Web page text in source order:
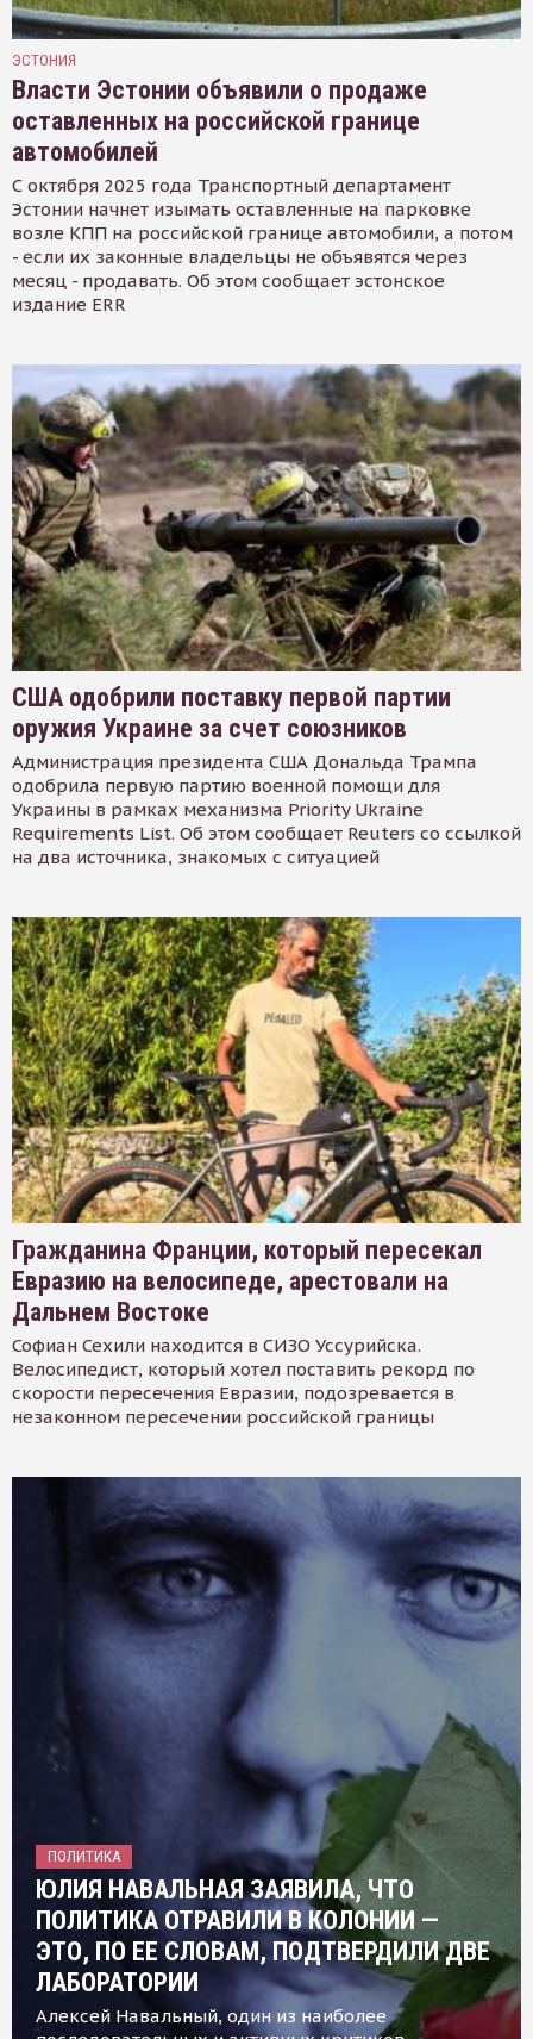
ЭСТОНИЯ
Власти Эстонии объявили о продаже
оставленных на российской границе
автомобилей
С октября 2025 года Транспортный департамент
Эстонии начнет изымать оставленные на парковке
возле КПП на российской границе автомобили, а потом
- если их законные владельцы не объявятся через
месяц - продавать. Об этом сообщает эстонское
издание ERR
США одобрили поставку первой партии
оружия Украине за счет союзников
Администрация президента США Дональда Трампа
одобрила первую партию военной помощи для
Украины в рамках механизма Priority Ukraine
Requirements List. Об этом сообщает Reuters со ссылкой
на два источника, знакомых с ситуацией
Гражданина Франции, который пересекал
Евразию на велосипеде, арестовали на
Дальнем Востоке
Софиан Сехили находится в СИЗО Уссурийска.
Велосипедист, который хотел поставить рекорд по
скорости пересечения Евразии, подозревается в
незаконном пересечении российской границы
ПОЛИТИКА
ЮЛИЯ НАВАЛЬНАЯ ЗАЯВИЛА, ЧТО
ПОЛИТИКА ОТРАВИЛИ В КОЛОНИИ —
ЭТО, ПО ЕЕ СЛОВАМ, ПОДТВЕРДИЛИ ДВЕ
ЛАБОРАТОРИИ
Алексей Навальный, один из наиболее